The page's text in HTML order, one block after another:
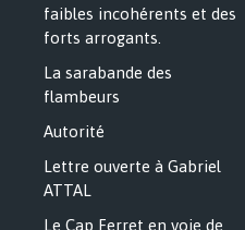
faibles incohérents et des
forts arrogants.
La sarabande des
flambeurs
Autorité
Lettre ouverte à Gabriel
ATTAL
Le Cap Ferret en voie de